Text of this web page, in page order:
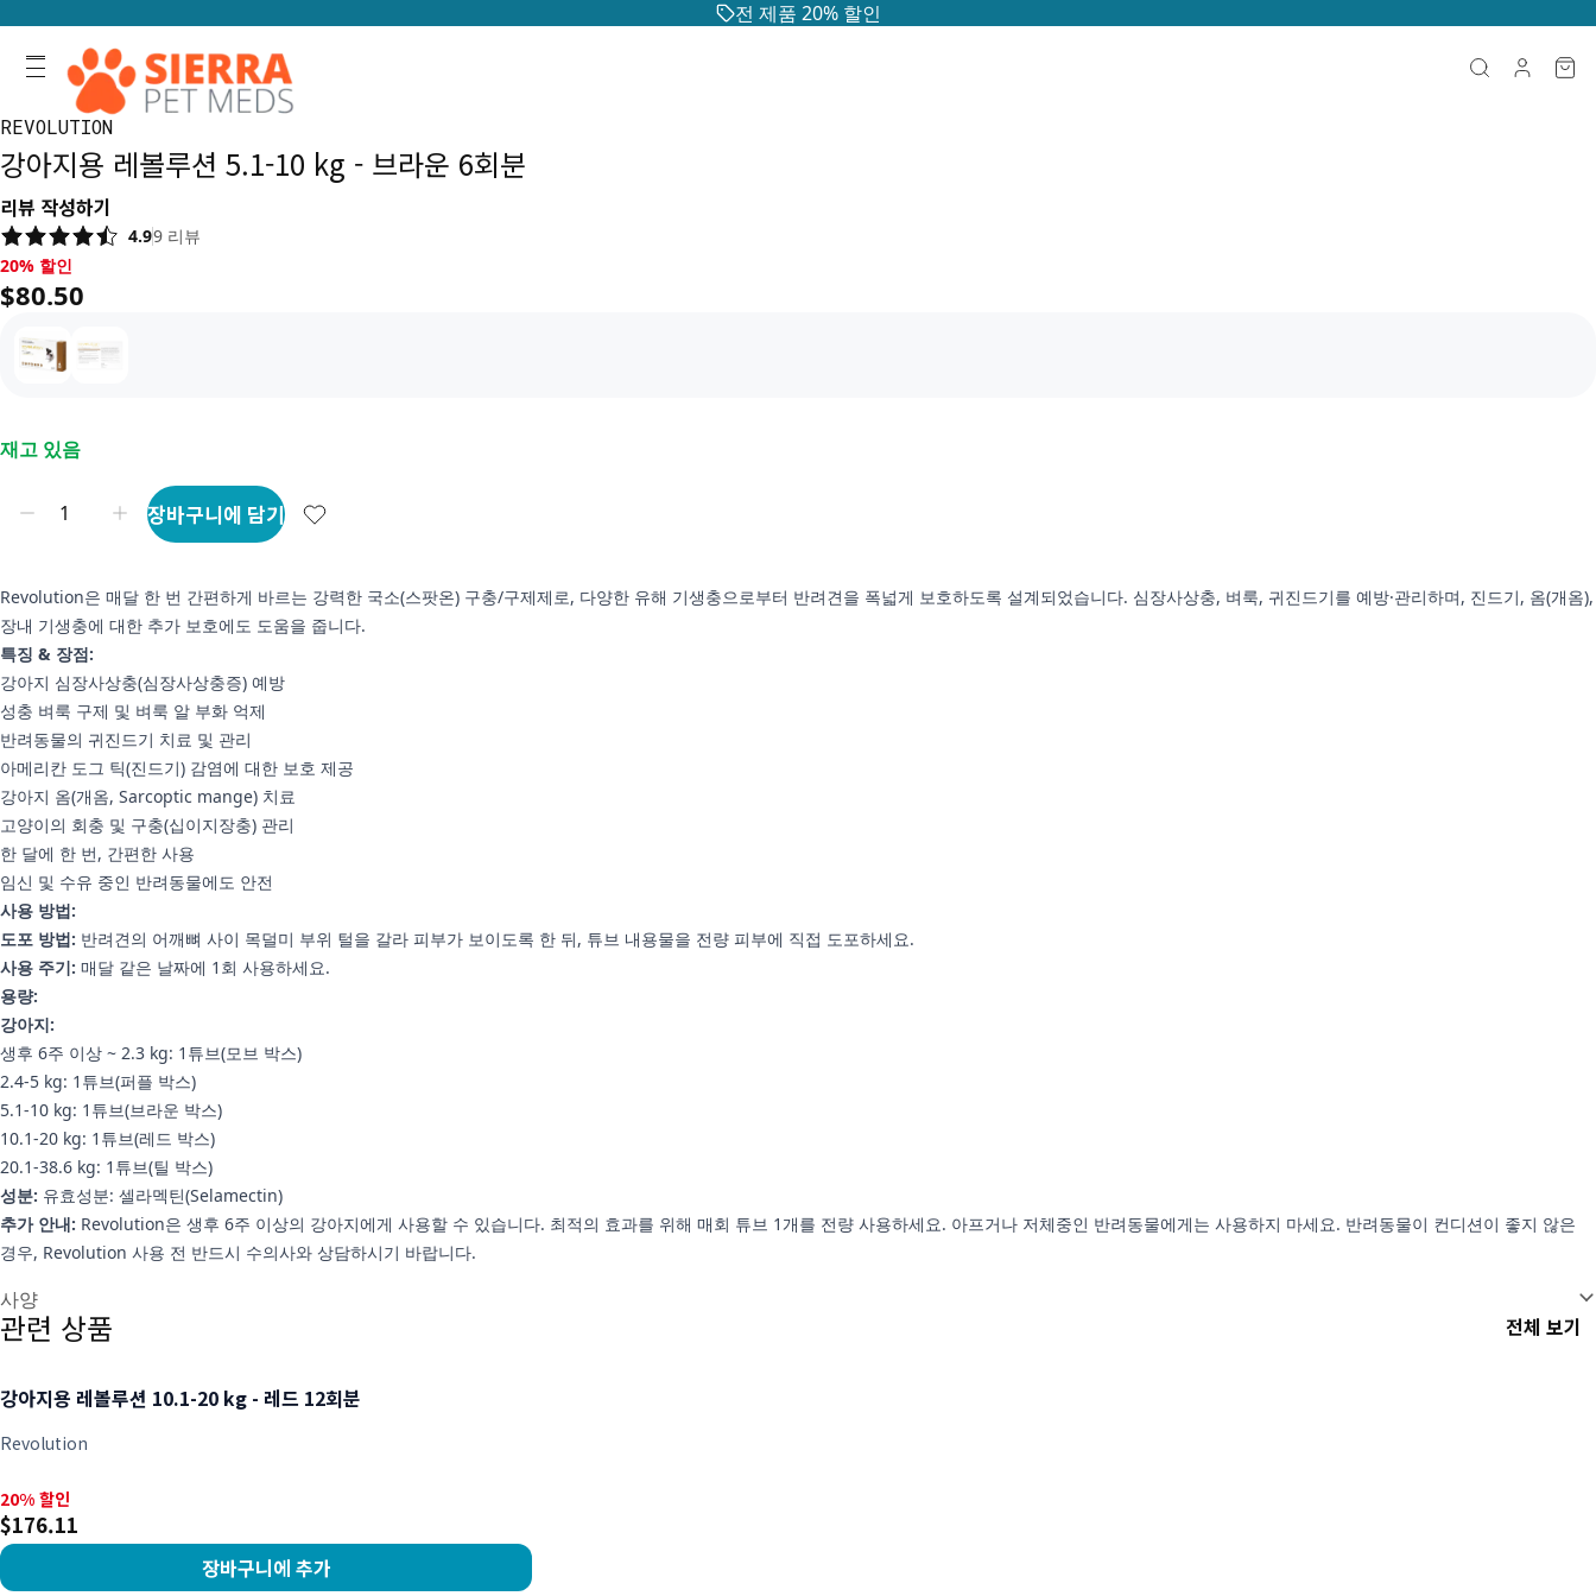
전 제품 20% 할인
REVOLUTION
강아지용 레볼루션 5.1-10 kg - 브라운 6회분
리뷰 작성하기
4.99 리뷰
20% 할인, $80.50
20% 할인
$80.50
재고 있음
장바구니에 담기
Revolution은 매달 한 번 간편하게 바르는 강력한 국소(스팟온) 구충/구제제로, 다양한 유해 기생충으로부터 반려견을 폭넓게 보호하도록 설계되었습니다. 심장사상충, 벼룩, 귀진드기를 예방·관리하며, 진드기, 옴(개옴),
장내 기생충에 대한 추가 보호에도 도움을 줍니다.
특징 & 장점:
강아지 심장사상충(심장사상충증) 예방
성충 벼룩 구제 및 벼룩 알 부화 억제
반려동물의 귀진드기 치료 및 관리
아메리칸 도그 틱(진드기) 감염에 대한 보호 제공
강아지 옴(개옴, Sarcoptic mange) 치료
고양이의 회충 및 구충(십이지장충) 관리
한 달에 한 번, 간편한 사용
임신 및 수유 중인 반려동물에도 안전
사용 방법:
도포 방법: 반려견의 어깨뼈 사이 목덜미 부위 털을 갈라 피부가 보이도록 한 뒤, 튜브 내용물을 전량 피부에 직접 도포하세요.
사용 주기: 매달 같은 날짜에 1회 사용하세요.
용량:
강아지:
생후 6주 이상 ~ 2.3 kg: 1튜브(모브 박스)
2.4-5 kg: 1튜브(퍼플 박스)
5.1-10 kg: 1튜브(브라운 박스)
10.1-20 kg: 1튜브(레드 박스)
20.1-38.6 kg: 1튜브(틸 박스)
성분: 유효성분: 셀라멕틴(Selamectin)
추가 안내: Revolution은 생후 6주 이상의 강아지에게 사용할 수 있습니다. 최적의 효과를 위해 매회 튜브 1개를 전량 사용하세요. 아프거나 저체중인 반려동물에게는 사용하지 마세요. 반려동물이 컨디션이 좋지 않은
경우, Revolution 사용 전 반드시 수의사와 상담하시기 바랍니다.
사양
관련 상품 전체 보기
강아지용 레볼루션 10.1-20 kg - 레드 12회분
Revolution
20% 할인, $176.11
20% 할인
$176.11
장바구니에 추가